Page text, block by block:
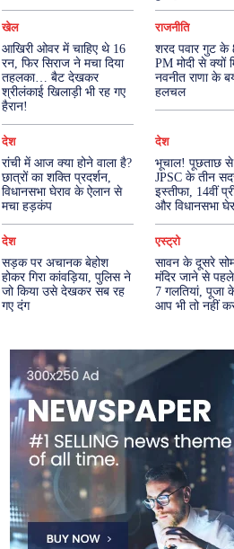
खेल
आखिरी ओवर में चाहिए थे 16
रन, फिर सिराज ने मचा दिया
तहलका… बैट देखकर
श्रीलंकाई खिलाड़ी भी रह गए
हैरान!
राजनीति
शरद पवार गुट के
PM मोदी से क्यों
नवनीत राणा के
हलचल
देश
रांची में आज क्या होने वाला है?
छात्रों का शक्ति प्रदर्शन,
विधानसभा घेराव के ऐलान से
मचा हड़कंप
देश
भूचाल! पूछताछ
JPSC के तीन
इस्तीफा, 14वीं प्री
और विधानसभा
देश
सड़क पर अचानक बेहोश
होकर गिरा कांवड़िया, पुलिस ने
जो किया उसे देखकर सब रह
गए दंग
एस्ट्रो
सावन के दूसरे
मंदिर जाने से
7 गलतियां, पूजा
आप भी तो नहीं